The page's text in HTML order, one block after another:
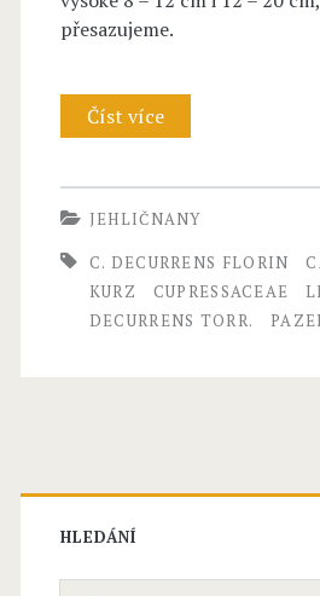
h
C
e
s
přesazujeme.
Číst víceC
c
e
JEHLIČNANY
C. DECURRENS FLORIN
KURZ
CUPRESSACEAE
DECURRENS TORR.
HLEDÁNÍ